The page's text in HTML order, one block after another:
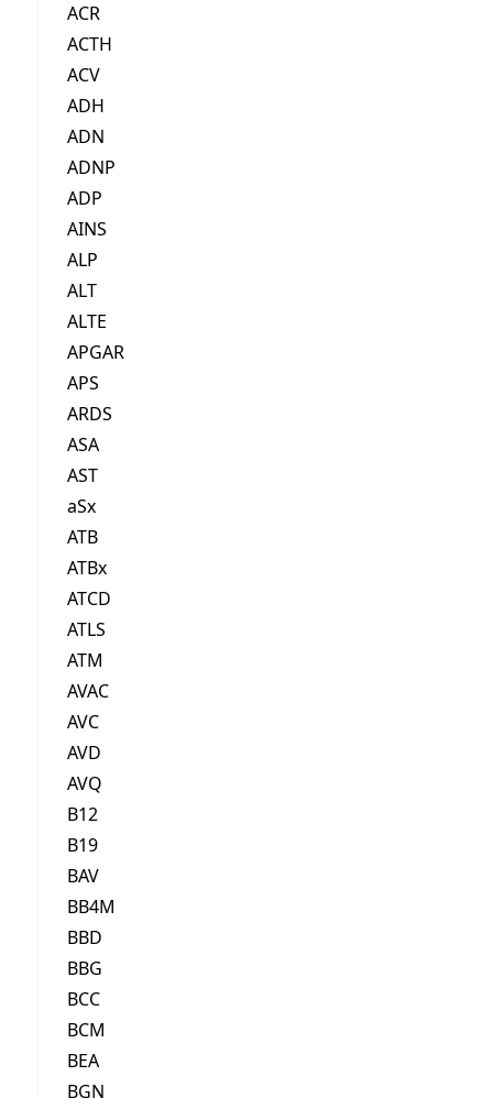
ACR
ACTH
ACV
ADH
ADN
ADNP
ADP
AINS
ALP
ALT
ALTE
APGAR
APS
ARDS
ASA
AST
aSx
ATB
ATBx
ATCD
ATLS
ATM
AVAC
AVC
AVD
AVQ
B12
B19
BAV
BB4M
BBD
BBG
BCC
BCM
BEA
BGN